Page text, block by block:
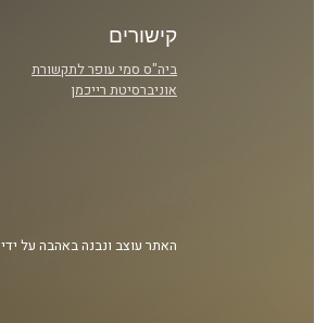
קישורים
ביה"ס סמי עופר לתקשורת
אוניברסיטת רייכמן
האתר עוצב ונבנה באהבה על ידי